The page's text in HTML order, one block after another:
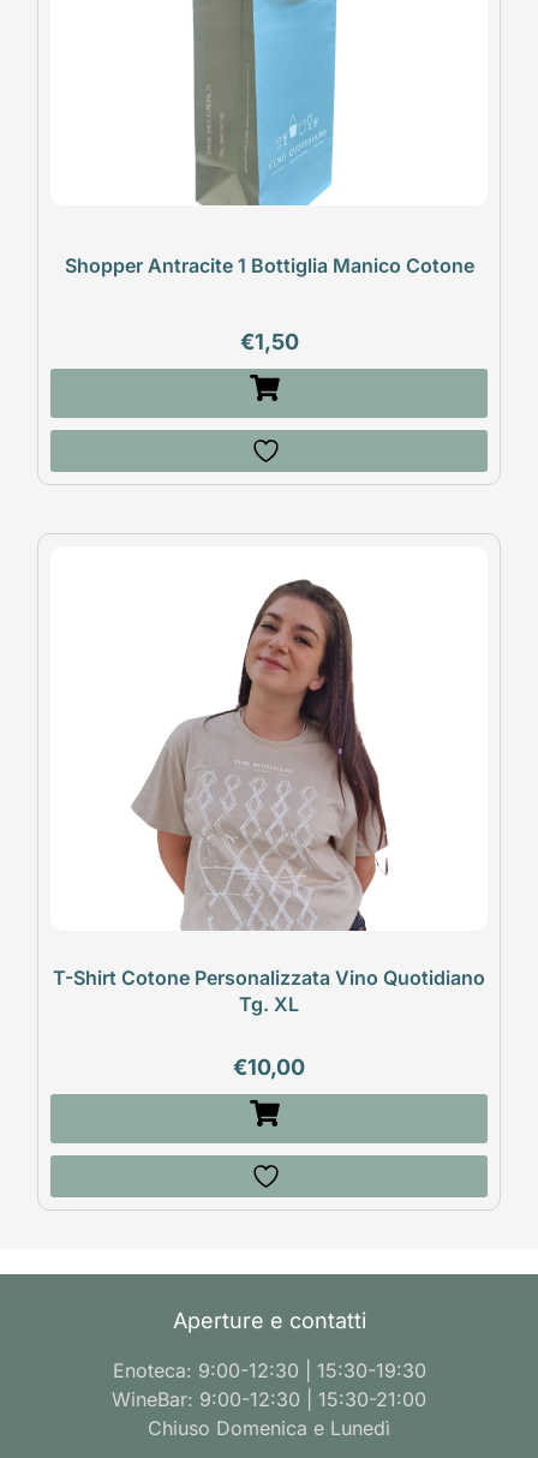
Shopper Antracite 1 Bottiglia Manico Cotone
€1,50
T-Shirt Cotone Personalizzata Vino Quotidiano
Tg. XL
€10,00
Aperture e contatti
Enoteca: 9:00-12:30 | 15:30-19:30
WineBar: 9:00-12:30 | 15:30-21:00
Chiuso Domenica e Lunedì